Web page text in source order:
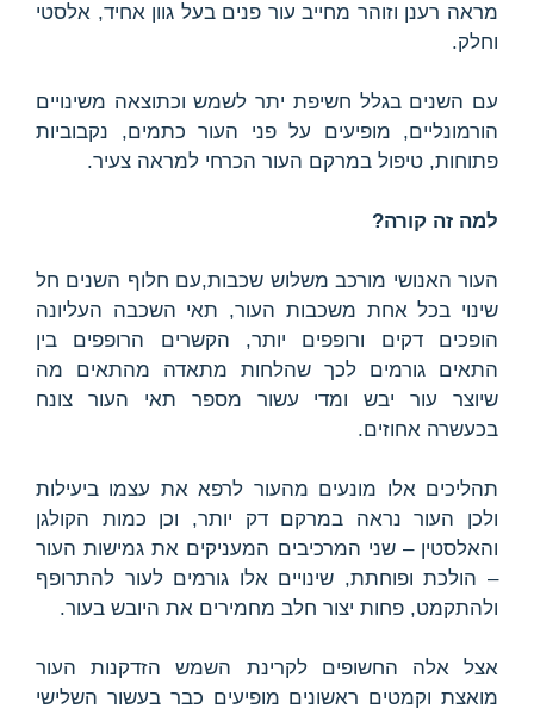
מראה רענן וזוהר מחייב עור פנים בעל גוון אחיד, אלסטי
וחלק.
עם השנים בגלל חשיפת יתר לשמש וכתוצאה משינויים
הורמונליים, מופיעים על פני העור כתמים, נקבוביות
פתוחות, טיפול במרקם העור הכרחי למראה צעיר.
למה זה קורה?
העור האנושי מורכב משלוש שכבות,עם חלוף השנים חל
שינוי בכל אחת משכבות העור, תאי השכבה העליונה
הופכים דקים ורופפים יותר, הקשרים הרופפים בין
התאים גורמים לכך שהלחות מתאדה מהתאים מה
שיוצר עור יבש ומדי עשור מספר תאי העור צונח
בכעשרה אחוזים.
תהליכים אלו מונעים מהעור לרפא את עצמו ביעילות
ולכן העור נראה במרקם דק יותר, וכן כמות הקולגן
והאלסטין – שני המרכיבים המעניקים את גמישות העור
– הולכת ופוחתת, שינויים אלו גורמים לעור להתרופף
ולהתקמט, פחות יצור חלב מחמירים את היובש בעור.
אצל אלה החשופים לקרינת השמש הזדקנות העור
מואצת וקמטים ראשונים מופיעים כבר בעשור השלישי